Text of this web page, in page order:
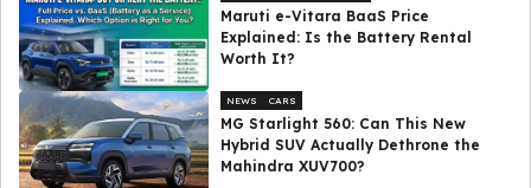
Maruti e-Vitara BaaS Price
Explained: Is the Battery Rental
Worth It?
NEWS CARS
MG Starlight 560: Can This New
Hybrid SUV Actually Dethrone the
Mahindra XUV700?